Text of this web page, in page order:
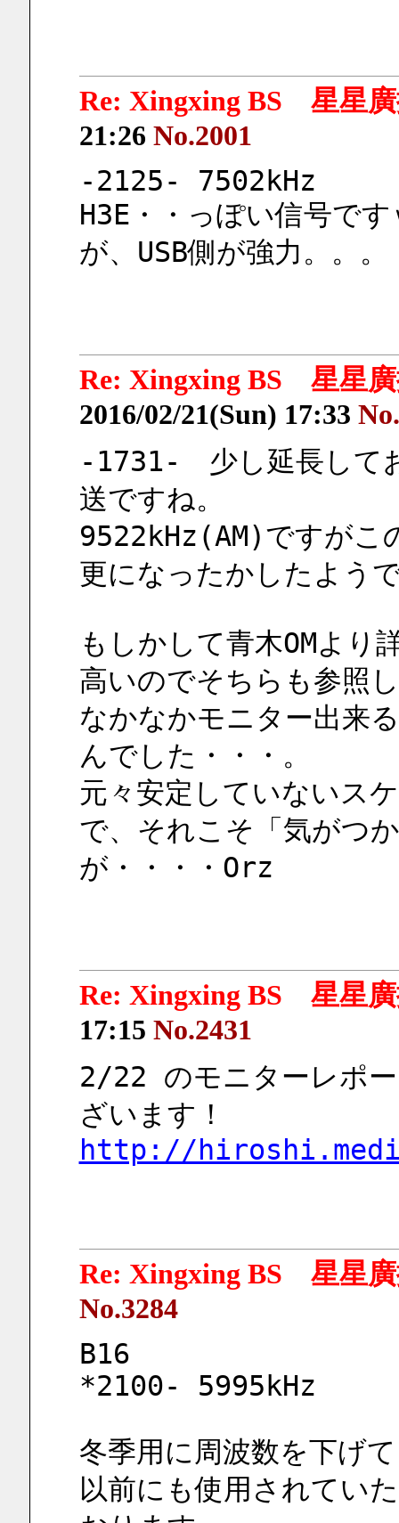
Re: Xingxing BS 星星
21:26 No.2001
-2125- 7502kHz
H3E・・っぽい信号で
が、USB側が強力。。。
Re: Xingxing BS 星星
2016/02/21(Sun) 17:33
-1731-　少し延長し
送ですね。
9522kHz(AM)ですがこ
更になったかしたよう
もしかして青木OMより
高いのでそちらも参照
なかなかモニター出来
んでした・・・。
元々安定していないス
で、それこそ「気がつ
が・・・・Orz
Re: Xingxing BS 星星
17:15 No.2431
2/22 のモニターレポー
ざいます！
http://
Re: Xingxing BS 星星
No.3284
B16
*2100- 5995kHz
冬季用に周波数を下げ
以前にも使用されてい